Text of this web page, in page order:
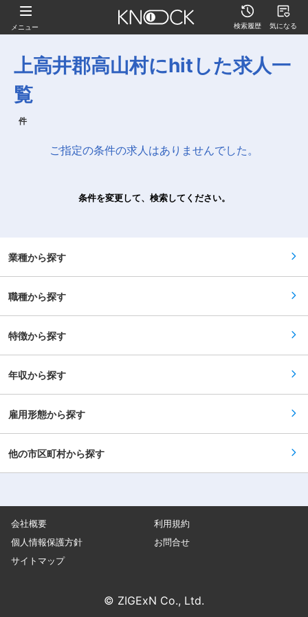
メニュー 検索履歴 気になる
上高井郡高山村にhitした求人一
覧
件
ご指定の条件の求人はありませんでした。
条件を変更して、検索してください。
業種から探す
職種から探す
特徴から探す
年収から探す
雇用形態から探す
他の市区町村から探す
会社概要
利用規約
個人情報保護方針
お問合せ
サイトマップ
© ZIGExN Co., Ltd.